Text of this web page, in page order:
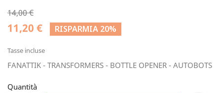
14,00 €
11,20 € RISPARMIA 20%
Tasse incluse
FANATTIK - TRANSFORMERS - BOTTLE OPENER - AUTOBOTS
Quantità